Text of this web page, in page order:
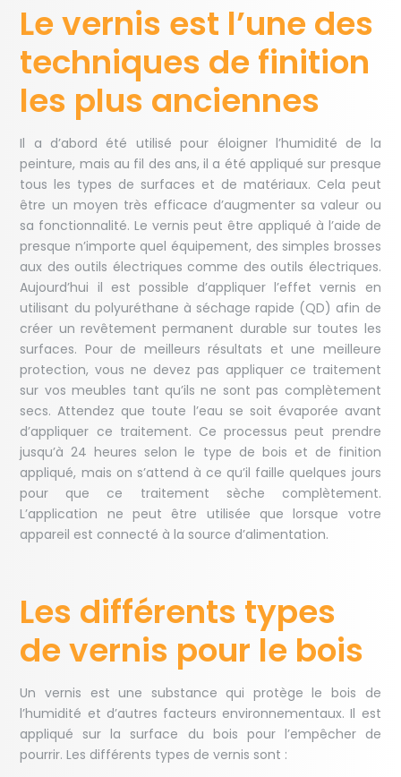
Le vernis est l’une des
techniques de finition
les plus anciennes
Il a d’abord été utilisé pour éloigner l’humidité de la
peinture, mais au fil des ans, il a été appliqué sur presque
tous les types de surfaces et de matériaux. Cela peut
être un moyen très efficace d’augmenter sa valeur ou
sa fonctionnalité. Le vernis peut être appliqué à l’aide de
presque n’importe quel équipement, des simples brosses
aux des outils électriques comme des outils électriques.
Aujourd’hui il est possible d’appliquer l’effet vernis en
utilisant du polyuréthane à séchage rapide (QD) afin de
créer un revêtement permanent durable sur toutes les
surfaces. Pour de meilleurs résultats et une meilleure
protection, vous ne devez pas appliquer ce traitement
sur vos meubles tant qu’ils ne sont pas complètement
secs. Attendez que toute l’eau se soit évaporée avant
d’appliquer ce traitement. Ce processus peut prendre
jusqu’à 24 heures selon le type de bois et de finition
appliqué, mais on s’attend à ce qu’il faille quelques jours
pour que ce traitement sèche complètement.
L’application ne peut être utilisée que lorsque votre
appareil est connecté à la source d’alimentation.
Les différents types
de vernis pour le bois
Un vernis est une substance qui protège le bois de
l’humidité et d’autres facteurs environnementaux. Il est
appliqué sur la surface du bois pour l’empêcher de
pourrir. Les différents types de vernis sont :